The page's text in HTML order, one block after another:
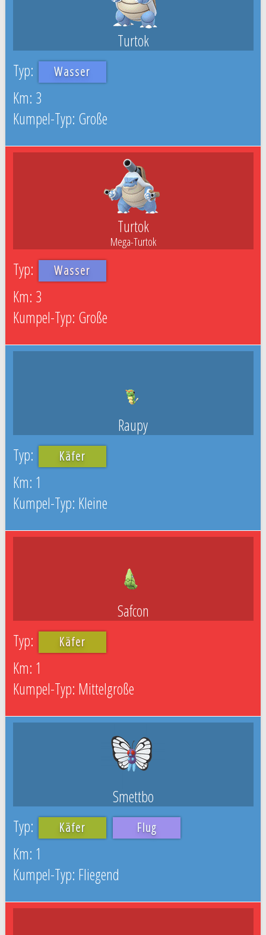
Turtok
Wasser
3
Große
Turtok
Mega-Turtok
Wasser
3
Große
Raupy
Käfer
1
Kleine
Safcon
Käfer
1
Mittelgroße
Smettbo
Käfer Flug
1
Fliegend